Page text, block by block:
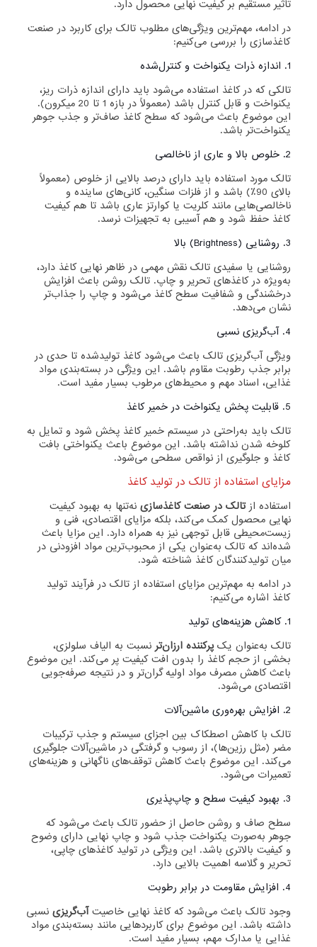
تأثیر مستقیم بر کیفیت نهایی محصول دارد.
در ادامه، مهم‌ترین ویژگی‌های مطلوب تالک برای کاربرد در صنعت
کاغذسازی را بررسی می‌کنیم:
1. اندازه ذرات یکنواخت و کنترل‌شده
تالکی که در کاغذ استفاده می‌شود باید دارای اندازه ذرات ریز،
یکنواخت و قابل کنترل باشد (معمولاً در بازه 1 تا 20 میکرون).
این موضوع باعث می‌شود که سطح کاغذ صاف‌تر و جذب جوهر
یکنواخت‌تر باشد.
2. خلوص بالا و عاری از ناخالصی
تالک مورد استفاده باید دارای درصد بالایی از خلوص (معمولاً
بالای 90٪) باشد و از فلزات سنگین، کانی‌های ساینده و
ناخالصی‌هایی مانند کلریت یا کوارتز عاری باشد تا هم کیفیت
کاغذ حفظ شود و هم آسیبی به تجهیزات نرسد.
3. روشنایی (Brightness) بالا
روشنایی یا سفیدی تالک نقش مهمی در ظاهر نهایی کاغذ دارد،
به‌ویژه در کاغذهای تحریر و چاپ. تالک روشن باعث افزایش
درخشندگی و شفافیت سطح کاغذ می‌شود و چاپ را جذاب‌تر
نشان می‌دهد.
4. آب‌گریزی نسبی
ویژگی آب‌گریزی تالک باعث می‌شود کاغذ تولیدشده تا حدی در
برابر جذب رطوبت مقاوم باشد. این ویژگی در بسته‌بندی مواد
غذایی، اسناد مهم و محیط‌های مرطوب بسیار مفید است.
5. قابلیت پخش یکنواخت در خمیر کاغذ
تالک باید به‌راحتی در سیستم خمیر کاغذ پخش شود و تمایل به
کلوخه شدن نداشته باشد. این موضوع باعث یکنواختی بافت
کاغذ و جلوگیری از نواقص سطحی می‌شود.
مزایای استفاده از تالک در تولید کاغذ
استفاده ازتالک در صنعت کاغذسازینه‌تنها به بهبود کیفیت
نهایی محصول کمک می‌کند، بلکه مزایای اقتصادی، فنی و
زیست‌محیطی قابل توجهی نیز به همراه دارد. این مزایا باعث
شده‌اند که تالک به‌عنوان یکی از محبوب‌ترین مواد افزودنی در
میان تولیدکنندگان کاغذ شناخته شود.
در ادامه به مهم‌ترین مزایای استفاده از تالک در فرآیند تولید
کاغذ اشاره می‌کنیم:
1. کاهش هزینه‌های تولید
تالک به‌عنوان یکپرکننده ارزان‌تر نسبت به الیاف سلولزی،
بخشی از حجم کاغذ را بدون افت کیفیت پر می‌کند. این موضوع
باعث کاهش مصرف مواد اولیه گران‌تر و در نتیجه صرفه‌جویی
اقتصادی می‌شود.
2. افزایش بهره‌وری ماشین‌آلات
تالک با کاهش اصطکاک بین اجزای سیستم و جذب ترکیبات
مضر (مثل رزین‌ها)، از رسوب و گرفتگی در ماشین‌آلات جلوگیری
می‌کند. این موضوع باعث کاهش توقف‌های ناگهانی و هزینه‌های
تعمیرات می‌شود.
3. بهبود کیفیت سطح و چاپ‌پذیری
سطح صاف و روشن حاصل از حضور تالک باعث می‌شود که
جوهر به‌صورت یکنواخت جذب شود و چاپ نهایی دارای وضوح
و کیفیت بالاتری باشد. این ویژگی در تولید کاغذهای چاپی،
تحریر و گلاسه اهمیت بالایی دارد.
4. افزایش مقاومت در برابر رطوبت
وجود تالک باعث می‌شود که کاغذ نهایی خاصیتآب‌گریزینسبی
داشته باشد. این موضوع برای کاربردهایی مانند بسته‌بندی مواد
غذایی یا مدارک مهم، بسیار مفید است.